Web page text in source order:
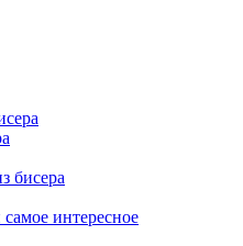
бисера
интересное